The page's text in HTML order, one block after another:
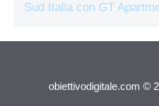
Sud Italia con GT
obiettivodigitale.com ©